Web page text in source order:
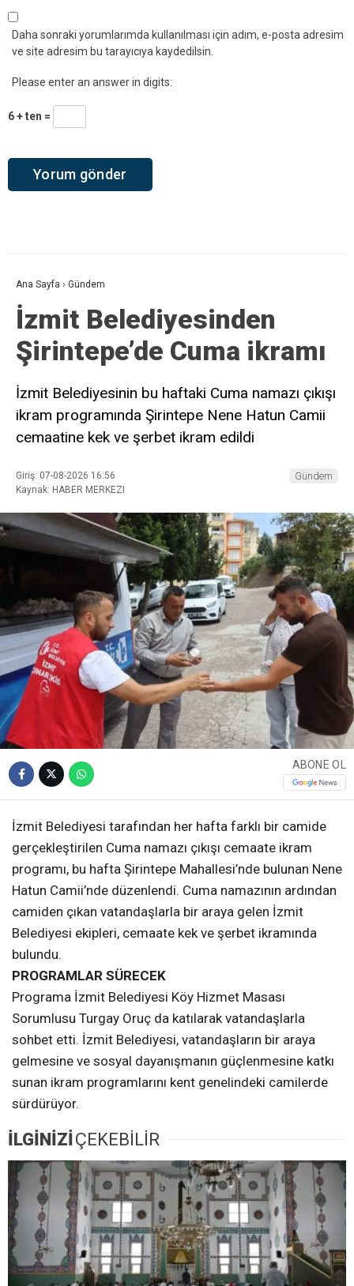
Daha sonraki yorumlarımda kullanılması için adım, e-posta adresim
ve site adresim bu tarayıcıya kaydedilsin.
Please enter an answer in digits:
6 + ten =
Ana Sayfa › Gündem
İzmit Belediyesinden
Şirintepe’de Cuma ikramı
İzmit Belediyesinin bu haftaki Cuma namazı çıkışı
ikram programında Şirintepe Nene Hatun Camii
cemaatine kek ve şerbet ikram edildi
Giriş: 07-08-2026 16:56
Kaynak: HABER MERKEZI
Gündem
ABONE OL
İzmit Belediyesi tarafından her hafta farklı bir camide
gerçekleştirilen Cuma namazı çıkışı cemaate ikram
programı, bu hafta Şirintepe Mahallesi’nde bulunan Nene
Hatun Camii’nde düzenlendi. Cuma namazının ardından
camiden çıkan vatandaşlarla bir araya gelen İzmit
Belediyesi ekipleri, cemaate kek ve şerbet ikramında
bulundu.
PROGRAMLAR SÜRECEK
Programa İzmit Belediyesi Köy Hizmet Masası
Sorumlusu Turgay Oruç da katılarak vatandaşlarla
sohbet etti. İzmit Belediyesi, vatandaşların bir araya
gelmesine ve sosyal dayanışmanın güçlenmesine katkı
sunan ikram programlarını kent genelindeki camilerde
sürdürüyor.
İLGİNİZİÇEKEBİLİR